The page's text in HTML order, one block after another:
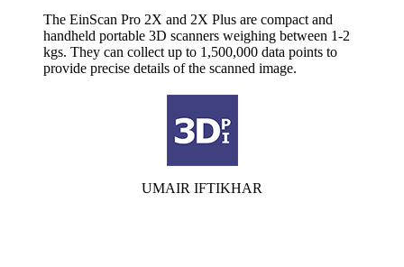
The EinScan Pro 2X and 2X Plus are compact and
handheld portable 3D scanners weighing between 1-2
kgs. They can collect up to 1,500,000 data points to
provide precise details of the scanned image.
UMAIR IFTIKHAR